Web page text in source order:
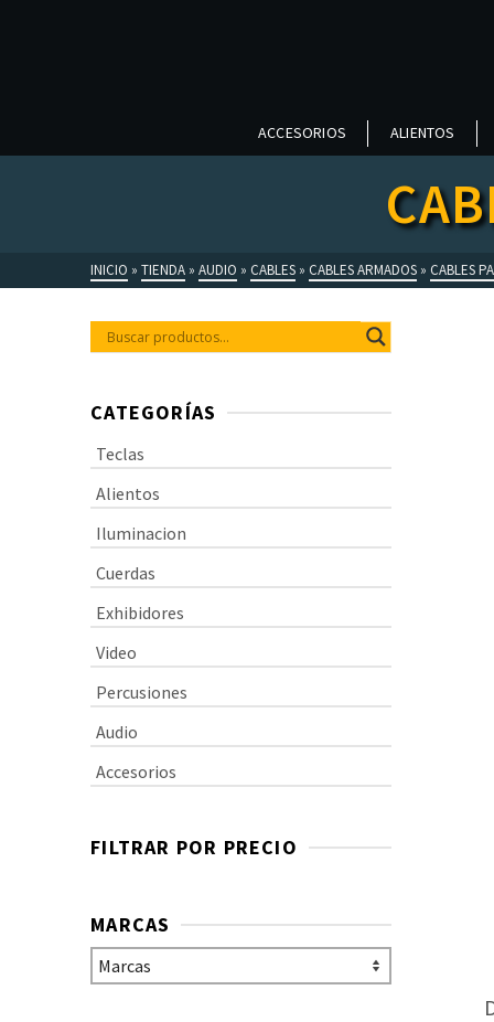
ACCESORIOS ALIENTOS
INICIO » TIENDA » AUDIO » CABLES » CABLES ARMADOS » CABLES
CATEGORÍAS
Teclas
Alientos
Iluminacion
Cuerdas
Exhibidores
Video
Percusiones
Audio
Accesorios
FILTRAR POR PRECIO
MARCAS